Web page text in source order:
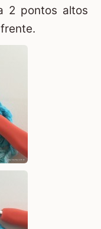
2 pontos altos